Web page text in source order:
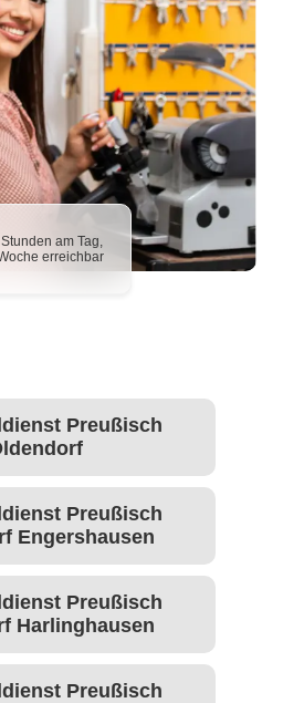
am Tag,
erreichbar
Preußisch
Preußisch
Engershausen
Preußisch
Harlinghausen
Preußisch